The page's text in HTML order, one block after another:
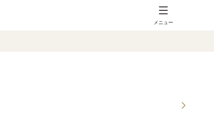
メニュー